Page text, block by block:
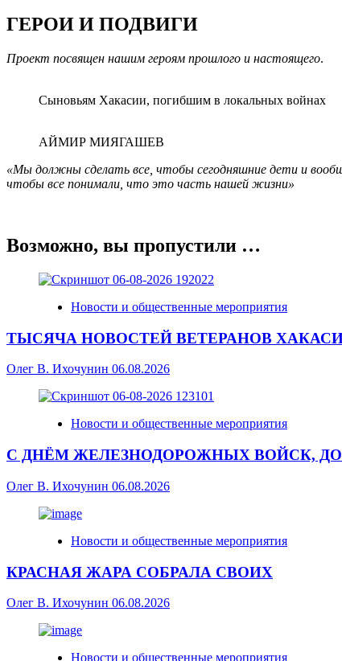
ГЕРОИ И ПОДВИГИ
Проект посвящен нашим героям прошлого и настоящего.
Сыновьям Хакасии, погибшим в локальных войнах
АЙМИР МИЯГАШЕВ
«Мы должны сделать все, чтобы сегодняшние дети и
чтобы все понимали, что это часть нашей жизни»
Возможно, вы пропустили …
Новости и общественные мероприятия
ТЫСЯЧА НОВОСТЕЙ ВЕТЕРАНОВ
Олег В. Ихочунин 06.08.2026
Новости и общественные мероприятия
С ДНЁМ ЖЕЛЕЗНОДОРОЖНЫХ ВОЙСК,
Олег В. Ихочунин 06.08.2026
Новости и общественные мероприятия
КРАСНАЯ ЖАРА СОБРАЛА СВОИХ
Олег В. Ихочунин 06.08.2026
Новости и общественные мероприятия